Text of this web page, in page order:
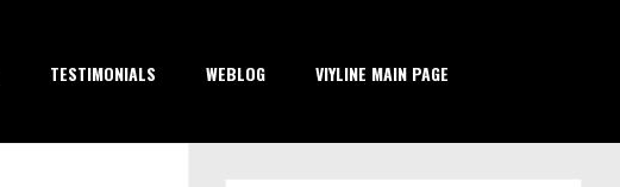
TESTIMONIALS WEBLOG VIYLINE MAIN PAGE